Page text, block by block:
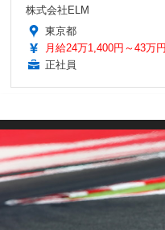
株式会社ELM
東京都
月給24万1,400円～43万円
正社員